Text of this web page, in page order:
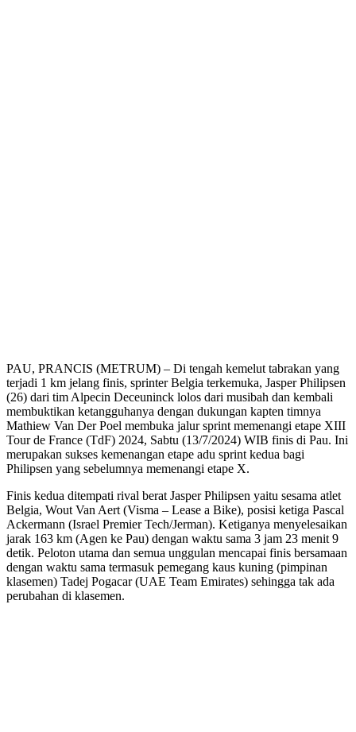
PAU, PRANCIS (METRUM) – Di tengah kemelut tabrakan yang
terjadi 1 km jelang finis, sprinter Belgia terkemuka, Jasper Philipsen
(26) dari tim Alpecin Deceuninck lolos dari musibah dan kembali
membuktikan ketangguhanya dengan dukungan kapten timnya
Mathiew Van Der Poel membuka jalur sprint memenangi etape XIII
Tour de France (TdF) 2024, Sabtu (13/7/2024) WIB finis di Pau. Ini
merupakan sukses kemenangan etape adu sprint kedua bagi
Philipsen yang sebelumnya memenangi etape X.
Finis kedua ditempati rival berat Jasper Philipsen yaitu sesama atlet
Belgia, Wout Van Aert (Visma – Lease a Bike), posisi ketiga Pascal
Ackermann (Israel Premier Tech/Jerman). Ketiganya menyelesaikan
jarak 163 km (Agen ke Pau) dengan waktu sama 3 jam 23 menit 9
detik. Peloton utama dan semua unggulan mencapai finis bersamaan
dengan waktu sama termasuk pemegang kaus kuning (pimpinan
klasemen) Tadej Pogacar (UAE Team Emirates) sehingga tak ada
perubahan di klasemen.